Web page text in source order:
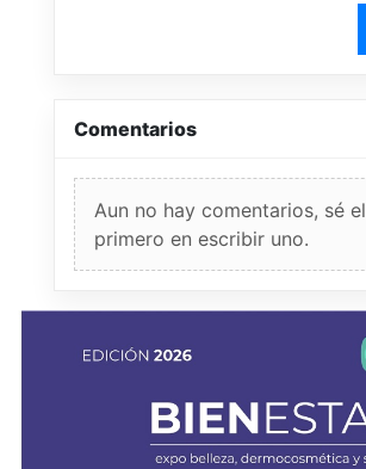
Comentarios
Aun no hay comentarios, sé el
primero en escribir uno.